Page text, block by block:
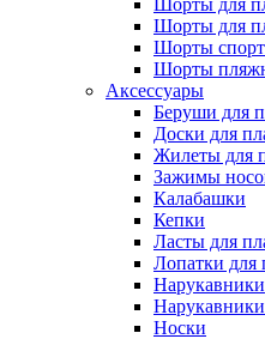
Шорты для
Шорты
Шорты
Аксессуары
Беруши для
Доски для
Жилеты для
Зажимы
Калабашки
Кепки
Ласты для
Лопатки для
Нарукавники
Носки